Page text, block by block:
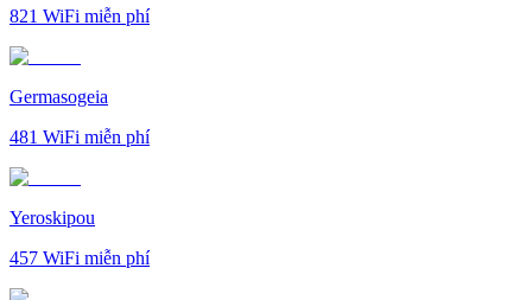
821 WiFi miễn phí
Germasogeia
481 WiFi miễn phí
Yeroskipou
457 WiFi miễn phí